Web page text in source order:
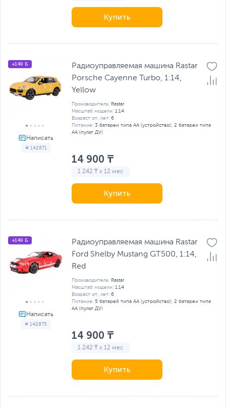
Купить
# 142871
+149 Б
Радиоуправляемая машина Rastar
Porsche Cayenne Turbo, 1:14,
Yellow
Производитель: Rastar
Масштаб модели: 1:14
Возраст от, лет: 6
Питание: 3 батареи типа AA (устройство); 2 батареи типа
AA (пульт ДУ)
14 900 ₸
1 242 ₸ x 12 мес
Купить
# 142875
+149 Б
Радиоуправляемая машина Rastar
Ford Shelby Mustang GT500, 1:14,
Red
Производитель: Rastar
Масштаб модели: 1:14
Возраст от, лет: 6
Питание: 5 батарей типа AA (устройство); 2 батареи типа
AA (пульт ДУ)
14 900 ₸
1 242 ₸ x 12 мес
Купить